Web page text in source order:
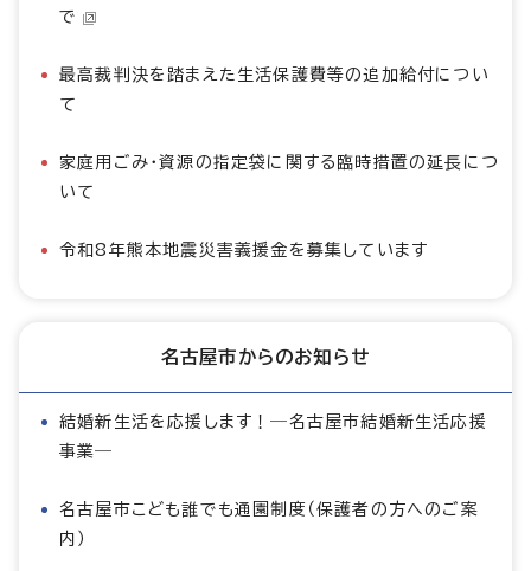
で
最高裁判決を踏まえた生活保護費等の追加給付につい
て
家庭用ごみ・資源の指定袋に関する臨時措置の延長につ
いて
令和8年熊本地震災害義援金を募集しています
名古屋市からのお知らせ
結婚新生活を応援します！―名古屋市結婚新生活応援
事業―
名古屋市こども誰でも通園制度（保護者の方へのご案
内）